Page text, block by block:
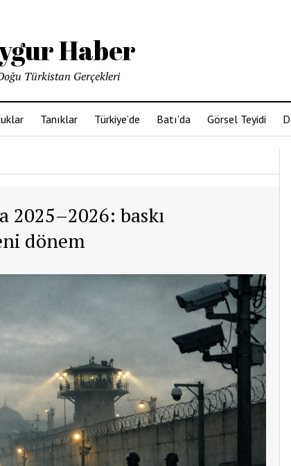
Haber
Türkistan Gerçekleri
Tanıklar Türkiye’de Batı’da Görsel Teyidi
2025–2026: baskı
dönem